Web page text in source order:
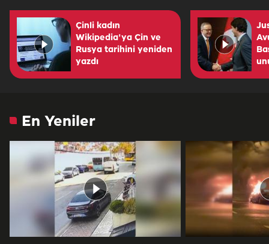
Çinli kadın
Wikipedia'ya Çin ve
Rusya tarihini yeniden
yazdı
En Yeniler